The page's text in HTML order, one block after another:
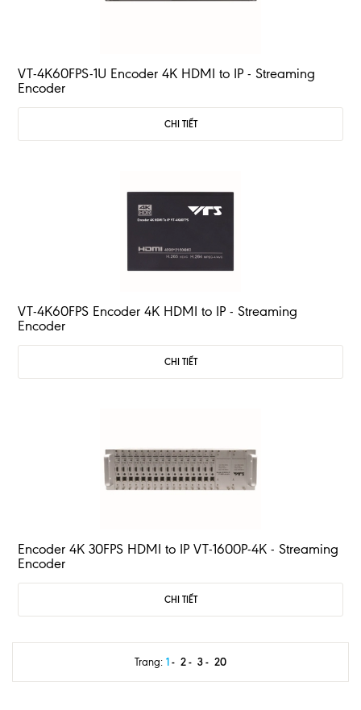
VT-4K60FPS-1U Encoder 4K HDMI to IP - Streaming
Encoder
CHI TIẾT
VT-4K60FPS Encoder 4K HDMI to IP - Streaming
Encoder
CHI TIẾT
Encoder 4K 30FPS HDMI to IP VT-1600P-4K - Streaming
Encoder
CHI TIẾT
Trang: 1 2 3 20